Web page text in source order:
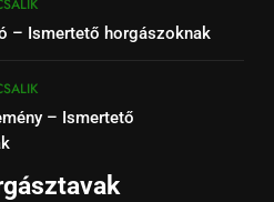
– Ismertető horgászoknak
– Ismertető